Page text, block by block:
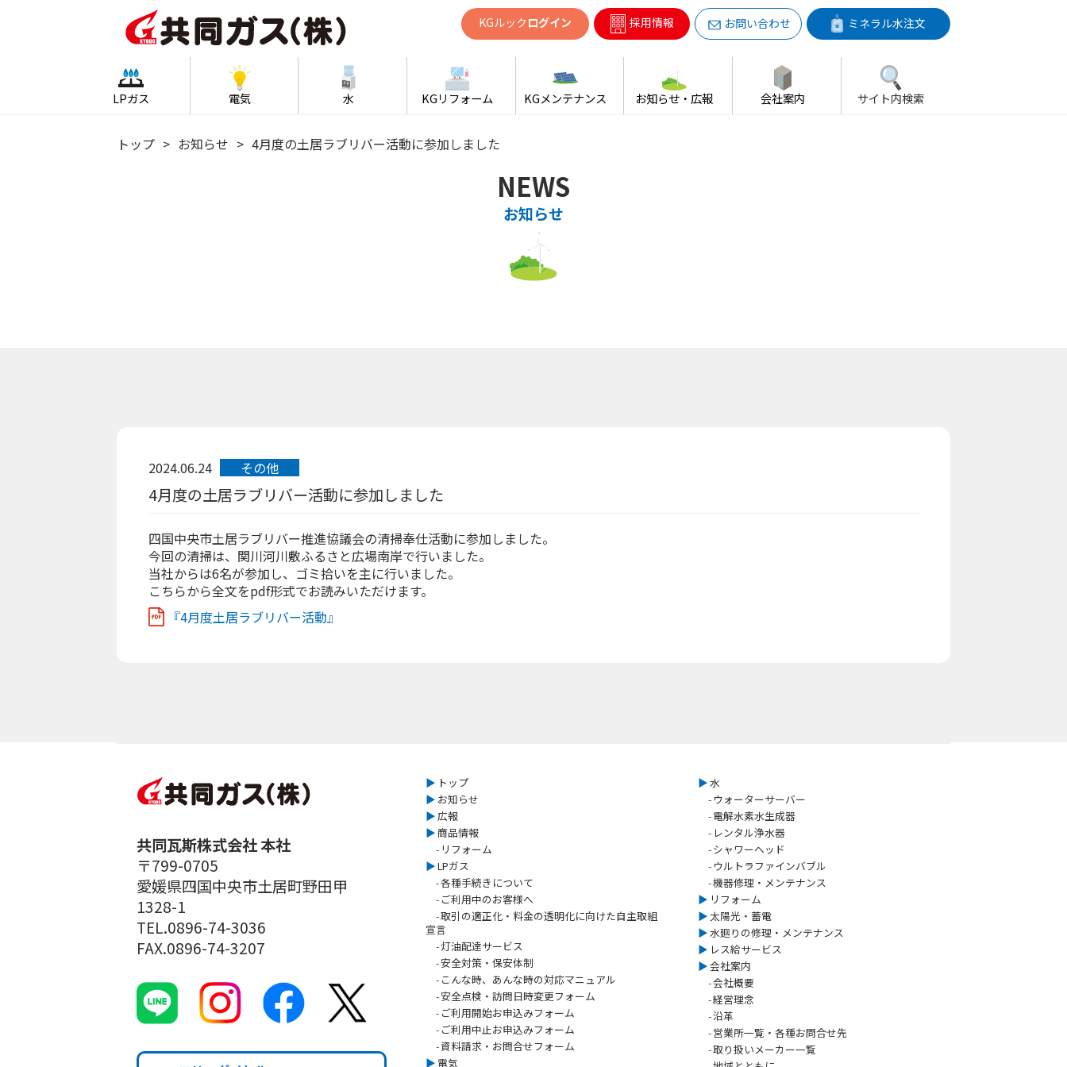
KGルック ログイン 採用情報 お問い合わせ ミネラル水注文
LPガス 電気 水 KGリフォーム KGメンテナンス お知らせ・広報 会社案内 サイト内検索
トップ お知らせ 4月度の土居ラブリバー活動に参加しました
NEWS
お知らせ
2024.06.24 その他
4月度の土居ラブリバー活動に参加しました
四国中央市土居ラブリバー推進協議会の清掃奉仕活動に参加しました。
今回の清掃は、関川河川敷ふるさと広場南岸で行いました。
当社からは6名が参加し、ゴミ拾いを主に行いました。
こちらから全文をpdf形式でお読みいただけます。
『4月度土居ラブリバー活動』
共同瓦斯株式会社 本社
〒799-0705
愛媛県四国中央市土居町野田甲
1328-1
TEL.0896-74-3036
FAX.0896-74-3207
▶︎ トップ
▶︎ お知らせ
▶︎広報
▶︎ 商品情報
- リフォーム
▶︎LPガス
-各種手続きについて
- ご利用中のお客様へ
-取引の適正化・料金の透明化に向けた自主取組
宣言
-灯油配達サービス
-安全対策・保安体制
- こんな時、あんな時の対応マニュアル
-安全点検・訪問日時変更フォーム
- ご利用開始お申込みフォーム
- ご利用中止お申込みフォーム
-資料請求・お問合せフォーム
▶︎ 電気
▶︎水
- ウォーターサーバー
-電解水素水生成器
- レンタル浄水器
-シャワーヘッド
- ウルトラファインバブル
-機器修理・メンテナンス
▶︎ リフォーム
▶︎太陽光・蓄電
▶︎水廻りの修理・メンテナンス
▶︎ レス給サービス
▶︎会社案内
-会社概要
-経営理念
-沿革
-営業所一覧・各種お問合せ先
-取り扱いメーカー一覧